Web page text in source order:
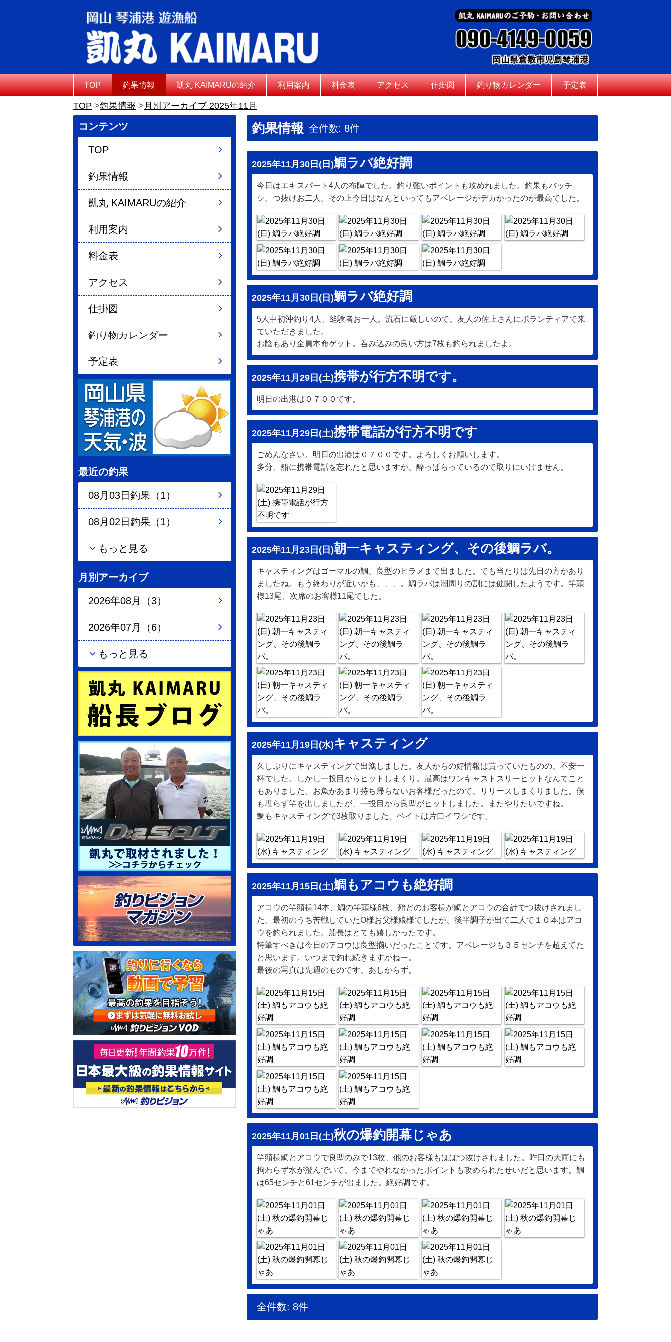
TOP 釣果情報 凱丸 KAIMARUの紹介 利用案内 料金表 アクセス 仕掛図 釣り物カレンダー 予定表
TOP 釣果情報 月別アーカイブ 2025年11月
釣果情報 全件数: 8件
2025年11月30日(日)鯛ラバ絶好調
今日はエキスパート4人の布陣でした。釣り難いポイントも攻めれました。釣果もバッチ
シ。つ抜けお二人。その上今日はなんといってもアベレージがデカかったのが最高でした。
2025年11月30日(日)鯛ラバ絶好調
5人中初沖釣り4人、経験者お一人。流石に厳しいので、友人の佐上さんにボランティアで来
ていただきました。
お陰もあり全員本命ゲット。呑み込みの良い方は7枚も釣られましたよ。
2025年11月29日(土)携帯が行方不明です。
明日の出港は０７００です。
2025年11月29日(土)携帯電話が行方不明です
ごめんなさい。明日の出港は０７００です。よろしくお願いします。
多分、船に携帯電話を忘れたと思いますが、酔っぱらっているので取りにいけません。
2025年11月23日(日)朝一キャスティング、その後鯛ラバ。
キャスティングはゴーマルの鯛、良型のヒラメまで出ました。でも当たりは先日の方があり
ましたね。もう終わりが近いかも、、、。鯛ラバは潮周りの割には健闘したようです。竿頭
様13尾、次席のお客様11尾でした。
2025年11月19日(水)キャスティング
久しぶりにキャスティングで出漁しました。友人からの好情報は貰っていたものの、不安一
杯でした。しかし一投目からヒットしまくり。最高はワンキャストスリーヒットなんてこと
もありました。お魚があまり持ち帰らないお客様だったので、リリースしまくりました。僕
も堪らず竿を出しましたが、一投目から良型がヒットしました。またやりたいですね。
鯛もキャスティングで3枚取りました。ベイトは片口イワシです。
2025年11月15日(土)鯛もアコウも絶好調
アコウの竿頭様14本、鯛の竿頭様6枚、殆どのお客様が鯛とアコウの合計でつ抜けされまし
た。最初のうち苦戦していたO様お父様娘様でしたが、後半調子が出て二人で１０本はアコ
ウを釣られました。船長はとても嬉しかったです。
特筆すべきは今日のアコウは良型揃いだったことです。アベレージも３５センチを超えてた
と思います。いつまで釣れ続きますかねー。
最後の写真は先週のものです、あしからず。
2025年11月01日(土)秋の爆釣開幕じゃあ
竿頭様鯛とアコウで良型のみで13枚、他のお客様もほぼつ抜けされました。昨日の大雨にも
拘わらず水が澄んでいて、今までやれなかったポイントも攻められたせいだと思います。鯛
は65センチと61センチが出ました。絶好調です。
全件数: 8件
コンテンツ
TOP
釣果情報
凱丸 KAIMARUの紹介
利用案内
料金表
アクセス
仕掛図
釣り物カレンダー
予定表
最近の釣果
08月03日釣果（1）
08月02日釣果（1）
もっと見る
月別アーカイブ
2026年08月（3）
2026年07月（6）
もっと見る